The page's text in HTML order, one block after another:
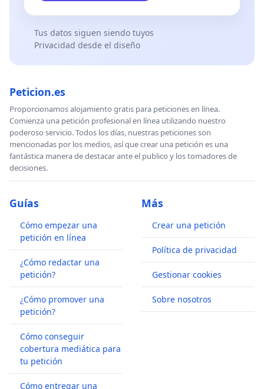
Tus datos siguen siendo tuyos
Privacidad desde el diseño
Peticion.es
Proporcionamos alojamiento gratis para peticiones en línea.
Comienza una petición profesional en línea utilizando nuestro
poderoso servicio. Todos los días, nuestras peticiones son
mencionadas por los medios, así que crear una petición es una
fantástica manera de destacar ante el publico y los tomadores de
decisiones.
Guías
Cómo empezar una
petición en línea
¿Cómo redactar una
petición?
¿Cómo promover una
petición?
Cómo conseguir
cobertura mediática para
tu petición
Cómo entregar una
Más
Crear una petición
Política de privacidad
Gestionar cookies
Sobre nosotros